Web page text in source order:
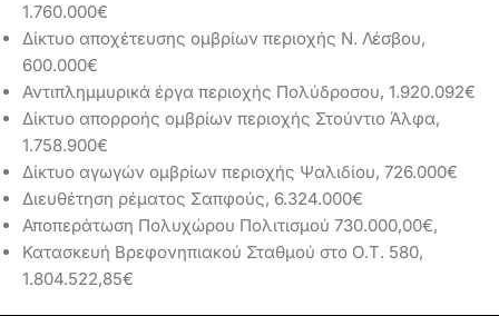
1.760.000€
Δίκτυο αποχέτευσης ομβρίων περιοχής Ν. Λέσβου,
600.000€
Αντιπλημμυρικά έργα περιοχής Πολύδροσου, 1.920.092€
Δίκτυο απορροής ομβρίων περιοχής Στούντιο Άλφα,
1.758.900€
Δίκτυο αγωγών ομβρίων περιοχής Ψαλιδίου, 726.000€
Διευθέτηση ρέματος Σαπφούς, 6.324.000€
Αποπεράτωση Πολυχώρου Πολιτισμού 730.000,00€,
Κατασκευή Βρεφονηπιακού Σταθμού στο Ο.Τ. 580,
1.804.522,85€